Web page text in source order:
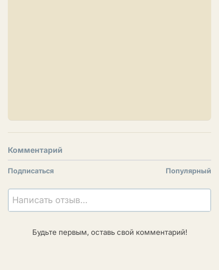
Комментарий
Подписаться Популярный
Написать отзыв...
Будьте первым, оставь свой комментарий!